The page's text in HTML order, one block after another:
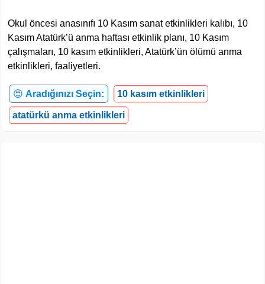
Okul öncesi anasınıfı 10 Kasım sanat etkinlikleri kalıbı, 10
Kasım Atatürk’ü anma haftası etkinlik planı, 10 Kasım
çalışmaları, 10 kasım etkinlikleri, Atatürk’ün ölümü anma
etkinlikleri, faaliyetleri.
😍 Aradığınızı Seçin: 10 kasım etkinlikleri
atatürkü anma etkinlikleri